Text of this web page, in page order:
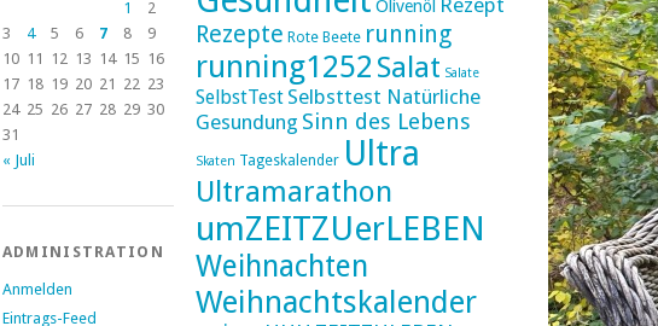
1
2
3
4 5 6 7 8
9
10 11 12 13 14 15 16
17 18 19 20 21 22 23
24 25 26 27 28 29 30
31
« Juli
ADMINISTRATION
Anmelden
Eintrags-Feed
Olivenöl Rezept
Rezepte Rote Beete running
running1252 Salat Salate
SelbstTest Selbsttest Natürliche
Gesundung Sinn des Lebens
Skaten Tageskalender Ultra
Ultramarathon
umZEITZUerLEBEN
Weihnachten
Weihnachtskalender